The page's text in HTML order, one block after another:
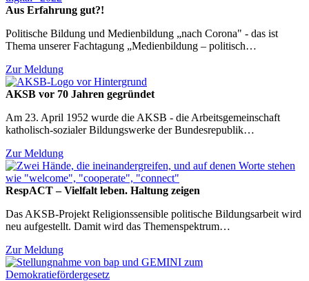
Aus Erfahrung gut?!
Politische Bildung und Medienbildung „nach Corona" - das ist
Thema unserer Fachtagung „Medienbildung – politisch…
Zur Meldung
AKSB vor 70 Jahren gegründet
Am 23. April 1952 wurde die AKSB - die Arbeitsgemeinschaft
katholisch-sozialer Bildungswerke der Bundesrepublik…
Zur Meldung
RespACT – Vielfalt leben. Haltung zeigen
Das AKSB-Projekt Religionssensible politische Bildungsarbeit wird
neu aufgestellt. Damit wird das Themenspektrum…
Zur Meldung